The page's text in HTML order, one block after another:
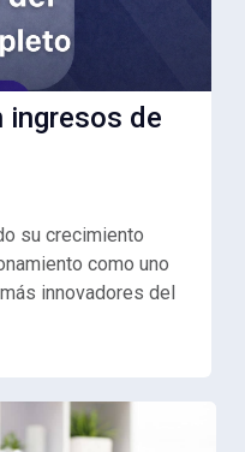
ingresos de
su crecimiento
como uno
innovadores del